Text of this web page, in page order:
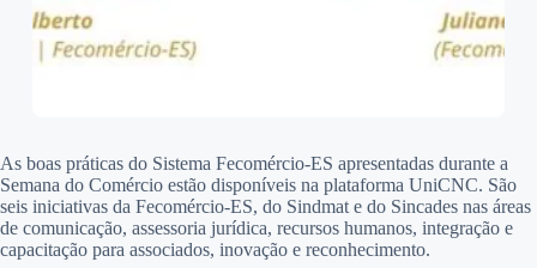
As boas práticas do Sistema Fecomércio-ES apresentadas durante a
Semana do Comércio estão disponíveis na plataforma UniCNC. São
seis iniciativas da Fecomércio-ES, do Sindmat e do Sincades nas áreas
de comunicação, assessoria jurídica, recursos humanos, integração e
capacitação para associados, inovação e reconhecimento.